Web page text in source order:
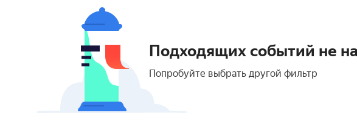
Подходящих событий не
Попробуйте выбрать другой фильтр